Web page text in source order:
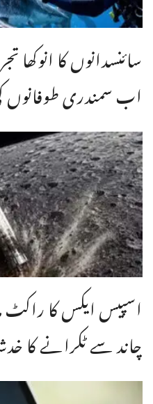
سائنسدانوں کا
اب سمندری طوفانوں
اسپیس ایکس کا
چاند سے ٹکرانے کا